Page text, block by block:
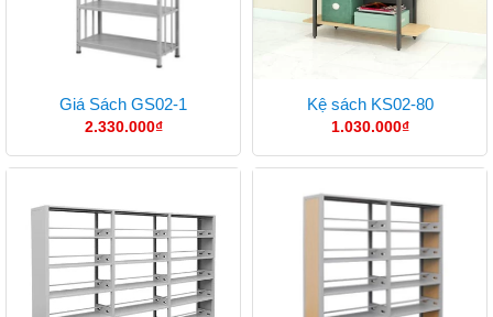
Giá Sách GS02-1
2.330.000₫
Kệ sách KS02-80
1.030.000₫